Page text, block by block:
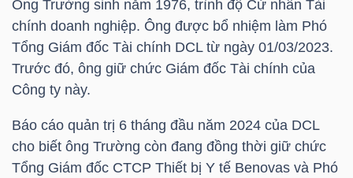
Ông Trường sinh năm 1976, trình độ Cử nhân Tài
chính doanh nghiệp. Ông được bổ nhiệm làm Phó
Tổng Giám đốc Tài chính DCLtừ ngày 01/03/2023.
Trước đó, ông giữ chức Giám đốc Tài chính của
Công ty này.
Báo cáo quản trị 6 tháng đầu năm 2024 của DCL
cho biết ông Trường còn đang đồng thời giữ chức
Tổng Giám đốc CTCP Thiết bị Y tế Benovas và Phó
TÀI
CHÍNH
CÁ
NHÂN